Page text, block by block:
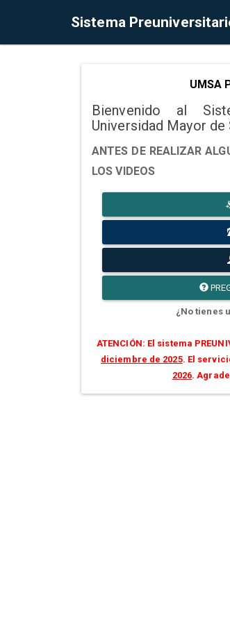
Sistema
UMSA
Bienvenido al
Universidad Mayor de
ANTES DE REALIZAR
LOS VIDEOS
¿No tienes
ATENCIÓN: El sistema
diciembre de 2025. El
2026.